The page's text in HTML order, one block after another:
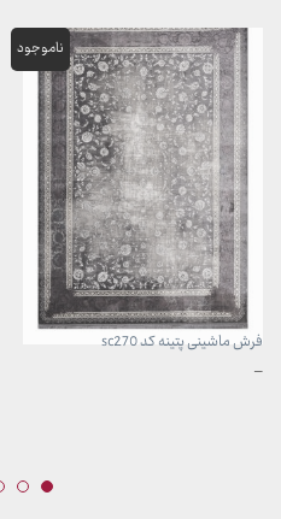
فرش ماشینی پتینه کد sc270
–محدوده